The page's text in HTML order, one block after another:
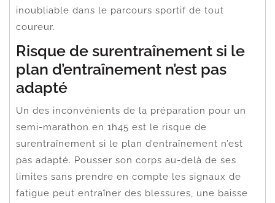
inoubliable dans le parcours sportif de tout
coureur.
Risque de surentraînement si le
plan d’entraînement n’est pas
adapté
Un des inconvénients de la préparation pour un
semi-marathon en 1h45 est le risque de
surentraînement si le plan d’entraînement n’est
pas adapté. Pousser son corps au-delà de ses
limites sans prendre en compte les signaux de
fatigue peut entraîner des blessures, une baisse